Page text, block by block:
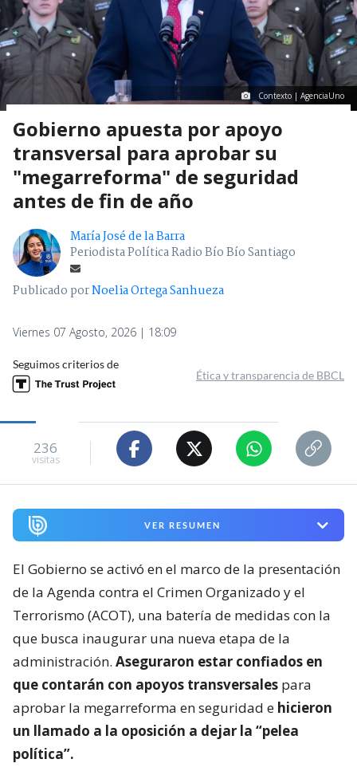
Contexto | AgenciaUno
Gobierno apuesta por apoyo
transversal para aprobar su
"megarreforma" de seguridad
antes de fin de año
María José de la Barra
Periodista Política Radio Bío Bío Santiago
Publicado porNoelia Ortega Sanhueza
Viernes 07 Agosto, 2026 | 18:09
Seguimos criterios de
Ética y transparencia de BBCL
236
visitas
VER RESUMEN
El Gobierno se activó en el marco de la presentación
de la Agenda contra el Crimen Organizado y el
Terrorismo (ACOT), una batería de medidas con la
que busca inaugurar una nueva etapa de la
administración. Aseguraron estar confiados en
que contarán con apoyos transversales para
aprobar la megarreforma en seguridad e hicieron
un llamado a la oposición a dejar la “pelea
política”.